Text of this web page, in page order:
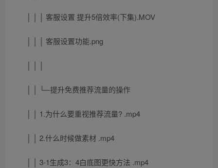
│ │ │ 客服设置 提升5倍效率(下集).MOV
│ │ │ 客服设置功能.png
│ │ └─提升免费推荐流量的操作
│ │ 1.为什么要重视推荐流量? .mp4
│ │ 2.什么时候做素材 .mp4
│ │ 3-1生成3：4白底图更快方法 .mp4